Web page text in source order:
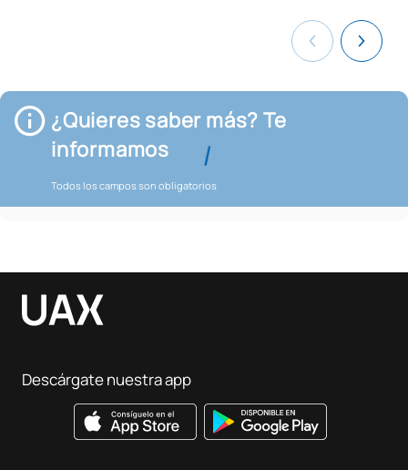
¿Quieres saber más? Te
informamos
Todos los campos son obligatorios
Descárgate nuestra app